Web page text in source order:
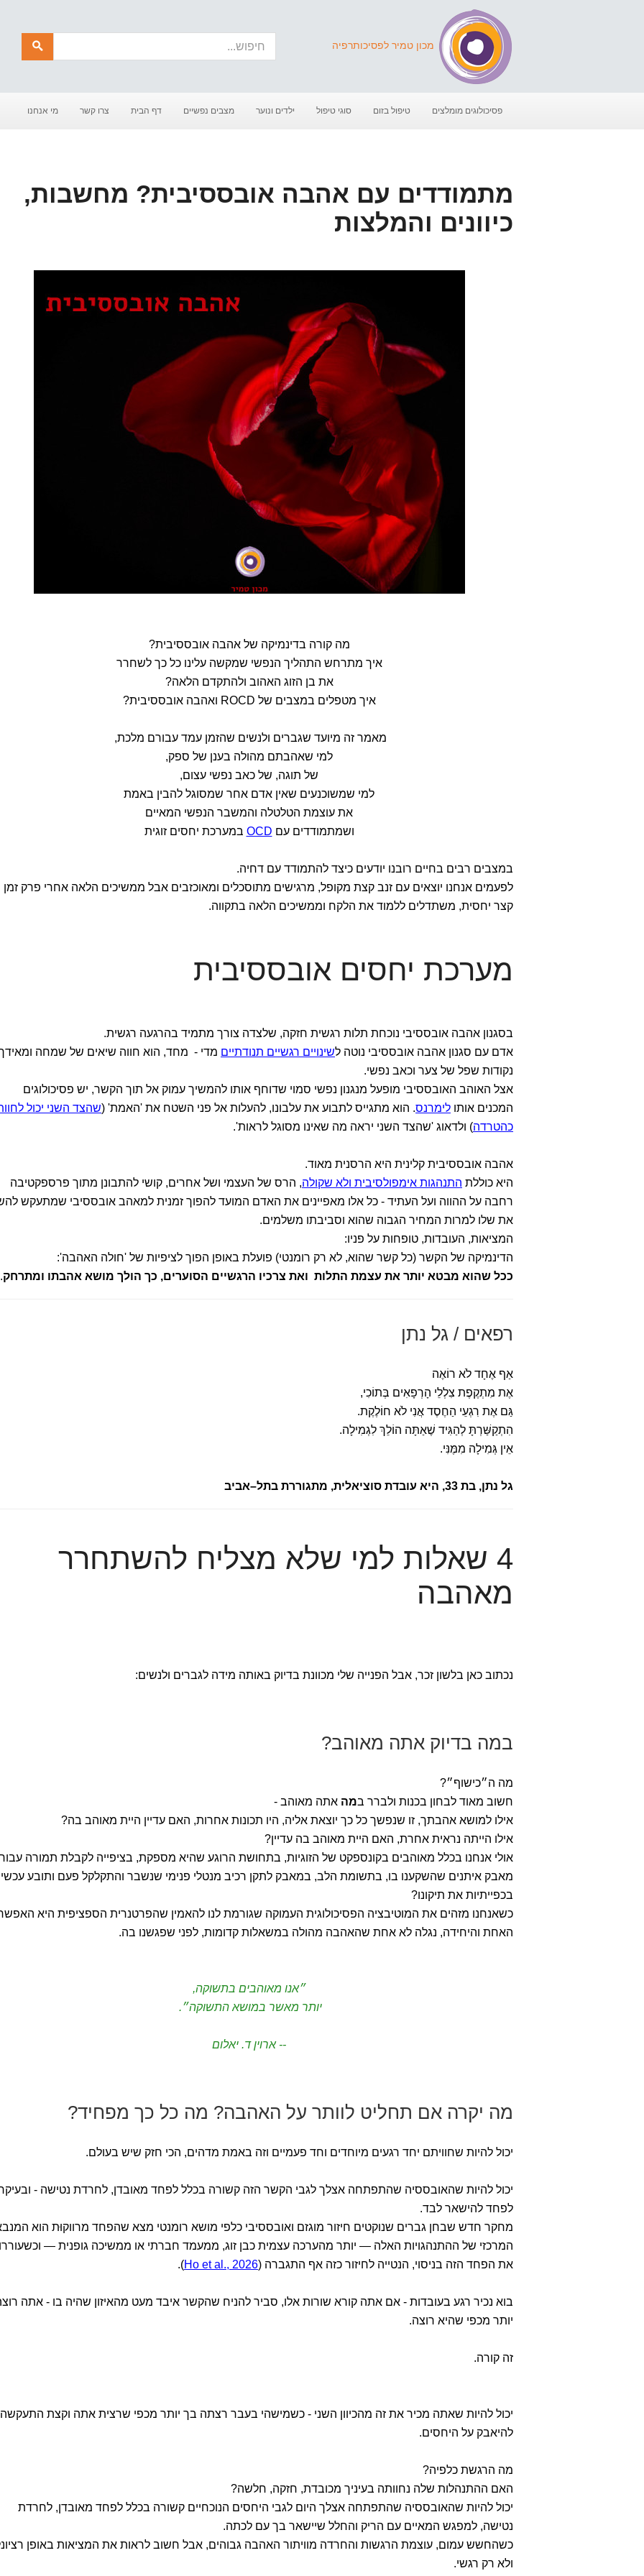
מכון טמיר לפסיכותרפיה
חיפוש
פסיכולוגים מומלצים טיפול בזום סוגי טיפול ילדים ונוער מצבים נפשיים דף הבית צרו קשר מי אנחנו
מתמודדים עם אהבה אובססיבית? מחשבות,
כיוונים והמלצות
מה קורה בדינמיקה של אהבה אובססיבית?
איך מתרחש התהליך הנפשי שמקשה עלינו כל כך לשחרר
את בן הזוג האהוב ולהתקדם הלאה?
איך מטפלים במצבים של ROCD ואהבה אובססיבית?
מאמר זה מיועד שגברים ולנשים שהזמן עמד עבורם מלכת,
למי שאהבתם מהולה בענן של ספק,
של תוגה, של כאב נפשי עצום,
למי שמשוכנעים שאין אדם אחר שמסוגל להבין באמת
את עוצמת הטלטלה והמשבר הנפשי המאיים
ושמתמודדים עם OCD במערכת יחסים זוגית
במצבים רבים בחיים רובנו יודעים כיצד להתמודד עם דחיה.
לפעמים אנחנו יוצאים עם זנב קצת מקופל, מרגישים מתוסכלים ומאוכזבים אבל ממשיכים הלאה אחרי פרק זמן
קצר יחסית, משתדלים ללמוד את הלקח וממשיכים הלאה בתקווה.
מערכת יחסים אובססיבית
בסגנון אהבה אובססיבי נוכחת תלות רגשית חזקה, שלצדה צורך מתמיד בהרגעה רגשית.
אדם עם סגנון אהבה אובססיבי נוטה לשינויים רגשיים תנודתיים מדי - מחד, הוא חווה שיאים של שמחה
נקודות שפל של צער וכאב נפשי.
אצל האוהב האובססיבי מופעל מנגנון נפשי סמוי שדוחף אותו להמשיך עמוק אל תוך הקשר, יש פסיכולוגים
המכנים אותו לימרנס. הוא מתגייס לתבוע את עלבונו, להעלות אל פני השטח את 'האמת' (שהצד השני יכול
כהטרדה) ולדאוג 'שהצד השני יראה מה שאינו מסוגל לראות'.
אהבה אובססיבית קלינית היא הרסנית מאוד.
היא כוללת התנהגות אימפולסיבית ולא שקולה, הרס של העצמי ושל אחרים, קושי להתבונן מתוך פרספקטיבה
רחבה על ההווה ועל העתיד - כל אלו מאפיינים את האדם המועד להפוך זמנית למאהב אובססיבי שמתעקש
את שלו למרות המחיר הגבוה שהוא וסביבתו משלמים.
המציאות, העובדות, טופחות על פניו:
הדינמיקה של הקשר (כל קשר שהוא, לא רק רומנטי) פועלת באופן הפוך לציפיות של 'חולה האהבה':
ככל שהוא מבטא יותר את עצמת התלות ואת צרכיו הרגשיים הסוערים, כך הולך מושא אהבתו ומתרחק
רפאים / גל נתן
אַף אֶחָד לֹא רוֹאֶה
אֶת מִתְקֶפֶת צִלְלֵי הָרְפָאִים בְּתוֹכִי,
גַּם אֶת רִגְעֵי הַחֶסֶד אֲנִי לֹא חוֹלֶקֶת.
הִתְקַשַּׁרְתָּ לְהַגִּיד שֶׁאַתָּה הוֹלֵךְ לִגְמִילָה.
אֵין גְּמִילָה מִמֶּנִּי.
גל נתן, בת 33, היא עובדת סוציאלית, מתגוררת בתל–אביב
4 שאלות למי שלא מצליח להשתחרר
מאהבה
נכתוב כאן בלשון זכר, אבל הפנייה שלי מכוונת בדיוק באותה מידה לגברים ולנשים:
במה בדיוק אתה מאוהב?
מה ה״כישוף״?
חשוב מאוד לבחון בכנות ולברר במה אתה מאוהב -
אילו למושא אהבתך, זו שנפשך כל כך יוצאת אליה, היו תכונות אחרות, האם עדיין היית מאוהב בה?
אילו הייתה נראית אחרת, האם היית מאוהב בה עדיין?
אולי אנחנו בכלל מאוהבים בקונספקט של הזוגיות, בתחושת הרוגע שהיא מספקת, בציפייה לקבלת תמורה עבור
מאבק איתנים שהשקענו בו, בתשומת הלב, במאבק לתקן רכיב מנטלי פנימי שנשבר והתקלקל פעם ותובע
בכפייתיות את תיקונו?
כשאנחנו מזהים את המוטיבציה הפסיכולוגית העמוקה שגורמת לנו להאמין שהפרטנרית הספציפית היא
האחת והיחידה, נגלה לא אחת שהאהבה מהולה במשאלות קדומות, לפני שפגשנו בה.
״אנו מאוהבים בתשוקה,
יותר מאשר במושא התשוקה״.
-- ארוין ד. יאלום
מה יקרה אם תחליט לוותר על האהבה? מה כל כך מפחיד?
יכול להיות שחוויתם יחד רגעים מיוחדים וחד פעמיים וזה באמת מדהים, הכי חזק שיש בעולם.
יכול להיות שהאובססיה שהתפתחה אצלך לגבי הקשר הזה קשורה בכלל לפחד מאובדן, לחרדת נטישה -
לפחד להישאר לבד.
מחקר חדש שבחן גברים שנוקטים חיזור מוגזם ואובססיבי כלפי מושא רומנטי מצא שהפחד מרווקוּת הוא
המרכזי של ההתנהגויות האלה — יותר מהערכה עצמית כבן זוג, ממעמד חברתי או ממשיכה גופנית —
את הפחד הזה בניסוי, הנטייה לחיזור כזה אף התגברה (Ho et al., 2026
).
בוא נכיר רגע בעובדות - אם אתה קורא שורות אלו, סביר להניח שהקשר איבד מעט מהאיזון שהיה בו - אתה
יותר מכפי שהיא רוצה.
זה קורה.
יכול להיות שאתה מכיר את זה מהכיוון השני - כשמישהי בעבר רצתה בך יותר מכפי שרצית אתה וקצת התעקשה
להיאבק על היחסים.
מה הרגשת כלפיה?
האם ההתנהלות שלה נחוותה בעיניך מכובדת, חזקה, חלשה?
יכול להיות שהאובססיה שהתפתחה אצלך היום לגבי היחסים הנוכחיים קשורה בכלל לפחד מאובדן, לחרדת
נטישה, למפגש המאיים עם הריק והחלל שיישאר בך עם לכתה.
כשהחשש עמום, עוצמת הרגשות והחרדה מוויתור האהבה גבוהים, אבל חשוב לראות את המציאות באופן
ולא רק רגשי.